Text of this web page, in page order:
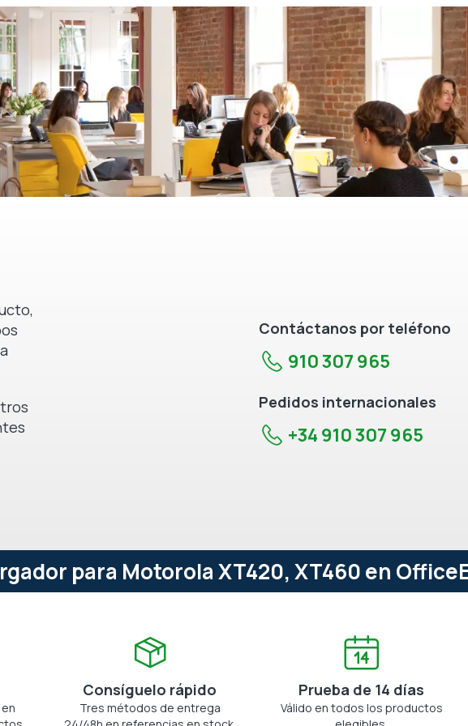
Contáctanos por teléfono
910 307 965
Pedidos internacionales
+34 910 307 965
para Motorola XT420, XT460 en
Consíguelo rápido
Tres métodos de entrega
Prueba de 14 días
Válido en todos los productos